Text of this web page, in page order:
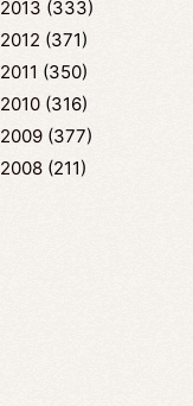
2013 (333)
2012 (371)
2011 (350)
2010 (316)
2009 (377)
2008 (211)